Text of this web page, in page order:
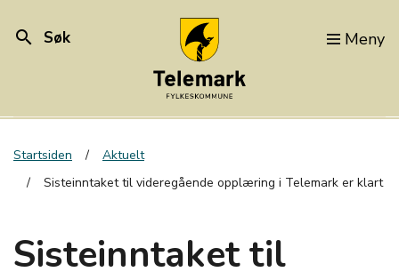
search Søk Meny
Startsiden
Aktuelt
Sisteinntaket til videregående opplæring i Telemark er klart
Sisteinntaket til